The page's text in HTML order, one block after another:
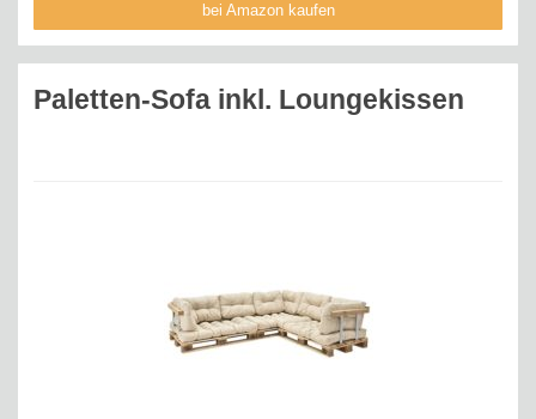
bei Amazon kaufen
Paletten-Sofa inkl. Loungekissen